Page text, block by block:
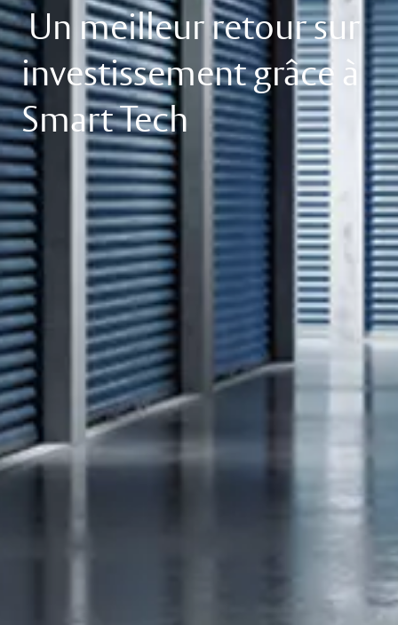
Un meilleur retour sur
investissement grâce à
Smart Tech